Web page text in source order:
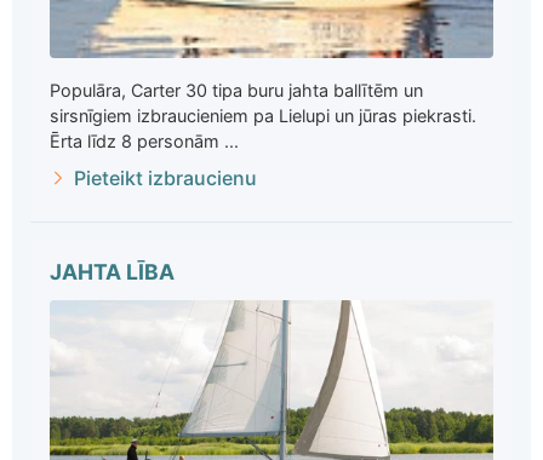
Populāra, Carter 30 tipa buru jahta ballītēm un
sirsnīgiem izbraucieniem pa Lielupi un jūras piekrasti.
Ērta līdz 8 personām ...
Pieteikt izbraucienu
JAHTA LĪBA